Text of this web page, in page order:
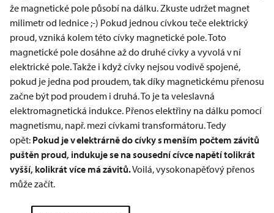
že magnetické pole působí na dálku. Zkuste udržet magnet
milimetr od lednice ;-) Pokud jednou cívkou teče elektrický
proud, vzniká kolem této cívky magnetické pole. Toto
magnetické pole dosáhne až do druhé cívky a vyvolá v ní
elektrické pole. Takže i když cívky nejsou vodivě spojené,
pokud je jedna pod proudem, tak díky magnetickému přenosu
začne být pod proudem i druhá. To je ta veleslavná
elektromagnetická indukce. Přenos elektřiny na dálku pomocí
magnetismu, např. mezi cívkami transformátoru. Tedy
opět: Pokud je v elektrárně do cívky s menším počtem závitů
puštěn proud, indukuje se na sousední cívce napětí tolikrát
vyšší, kolikrát více má závitů.Voilá, vysokonapěťový přenos
může začít.